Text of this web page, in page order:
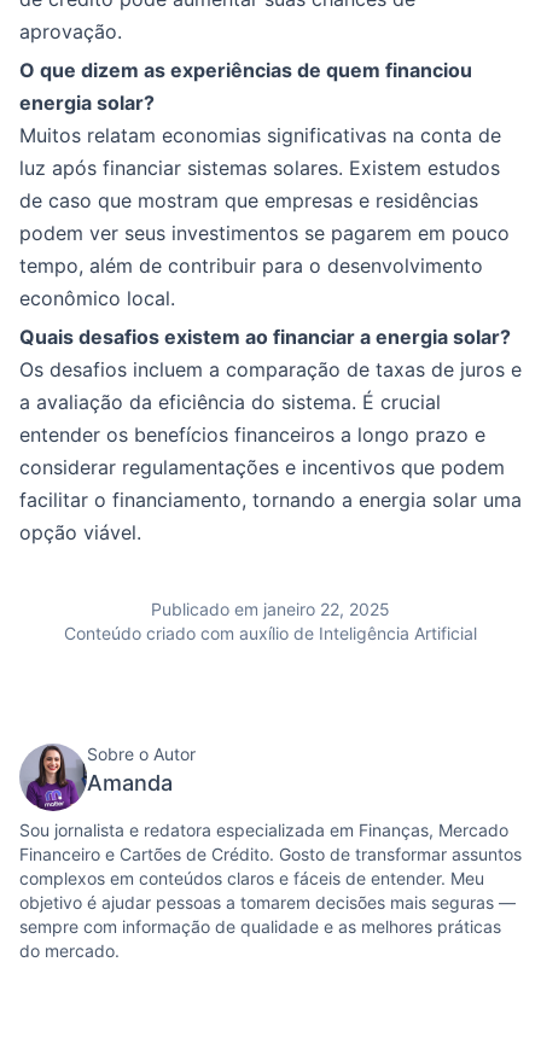
aprovação.
O que dizem as experiências de quem financiou
energia solar?
Muitos relatam economias significativas na conta de
luz após financiar sistemas solares. Existem estudos
de caso que mostram que empresas e residências
podem ver seus investimentos se pagarem em pouco
tempo, além de contribuir para o desenvolvimento
econômico local.
Quais desafios existem ao financiar a energia solar?
Os desafios incluem a comparação de taxas de juros e
a avaliação da eficiência do sistema. É crucial
entender os benefícios financeiros a longo prazo e
considerar regulamentações e incentivos que podem
facilitar o financiamento, tornando a energia solar uma
opção viável.
Publicado em janeiro 22, 2025
Conteúdo criado com auxílio de Inteligência Artificial
Sobre o Autor
Amanda
Sou jornalista e redatora especializada em Finanças, Mercado
Financeiro e Cartões de Crédito. Gosto de transformar assuntos
complexos em conteúdos claros e fáceis de entender. Meu
objetivo é ajudar pessoas a tomarem decisões mais seguras —
sempre com informação de qualidade e as melhores práticas
do mercado.